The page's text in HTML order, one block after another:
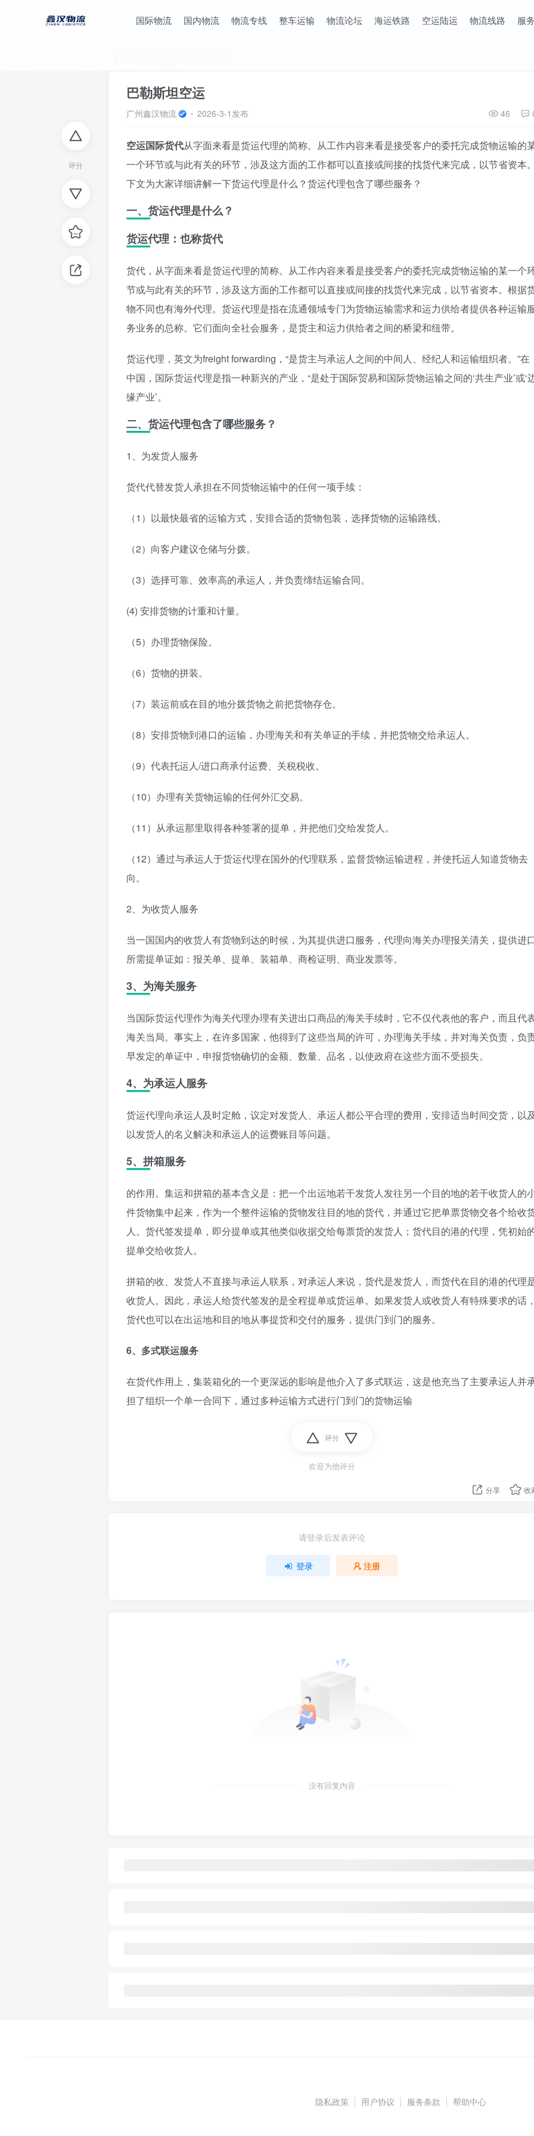
国际物流 国内物流 物流专线 整车运输 物流论坛 海运铁路 空运陆运 物流线路 服
评分
巴勒斯坦空运
广州鑫汉物流 2026-3-1发布 46
空运国际货代从字面来看是货运代理的简称。从工作内容来看是接受客户的委托完成货物运输的
一个环节或与此有关的环节，涉及这方面的工作都可以直接或间接的找货代来完成，以节省资本
下文为大家详细讲解一下货运代理是什么？货运代理包含了哪些服务？
一、货运代理是什么？
货运代理：也称货代
货代，从字面来看是货运代理的简称。从工作内容来看是接受客户的委托完成货物运输的某一个
节或与此有关的环节，涉及这方面的工作都可以直接或间接的找货代来完成，以节省资本。根据
物不同也有海外代理。货运代理是指在流通领域专门为货物运输需求和运力供给者提供各种运输
务业务的总称。它们面向全社会服务，是货主和运力供给者之间的桥梁和纽带。
货运代理，英文为freight forwarding，“是货主与承运人之间的中间人、经纪人和运输组织者。”在
中国，国际货运代理是指一种新兴的产业，“是处于国际贸易和国际货物运输之间的‘共生产业’或‘
缘产业’。
二、货运代理包含了哪些服务？
1、为发货人服务
货代代替发货人承担在不同货物运输中的任何一项手续：
（1）以最快最省的运输方式，安排合适的货物包装，选择货物的运输路线。
（2）向客户建议仓储与分拨。
（3）选择可靠、效率高的承运人，并负责缔结运输合同。
(4) 安排货物的计重和计量。
（5）办理货物保险。
（6）货物的拼装。
（7）装运前或在目的地分拨货物之前把货物存仓。
（8）安排货物到港口的运输，办理海关和有关单证的手续，并把货物交给承运人。
（9）代表托运人/进口商承付运费、关税税收。
（10）办理有关货物运输的任何外汇交易。
（11）从承运那里取得各种签署的提单，并把他们交给发货人。
（12）通过与承运人于货运代理在国外的代理联系，监督货物运输进程，并使托运人知道货物去
向。
2、为收货人服务
当一国国内的收货人有货物到达的时候，为其提供进口服务，代理向海关办理报关清关，提供进
所需提单证如：报关单、提单、装箱单、商检证明、商业发票等。
3、为海关服务
当国际货运代理作为海关代理办理有关进出口商品的海关手续时，它不仅代表他的客户，而且代
海关当局。事实上，在许多国家，他得到了这些当局的许可，办理海关手续，并对海关负责，负
早发定的单证中，申报货物确切的金额、数量、品名，以使政府在这些方面不受损失。
4、为承运人服务
货运代理向承运人及时定舱，议定对发货人、承运人都公平合理的费用，安排适当时间交货，以
以发货人的名义解决和承运人的运费账目等问题。
5、拼箱服务
的作用。集运和拼箱的基本含义是：把一个出运地若干发货人发往另一个目的地的若干收货人的
件货物集中起来，作为一个整件运输的货物发往目的地的货代，并通过它把单票货物交各个给收
人。货代签发提单，即分提单或其他类似收据交给每票货的发货人；货代目的港的代理，凭初始
提单交给收货人。
拼箱的收、发货人不直接与承运人联系，对承运人来说，货代是发货人，而货代在目的港的代理
收货人。因此，承运人给货代签发的是全程提单或货运单。如果发货人或收货人有特殊要求的话
货代也可以在出运地和目的地从事提货和交付的服务，提供门到门的服务。
6、多式联运服务
在货代作用上，集装箱化的一个更深远的影响是他介入了多式联运，这是他充当了主要承运人并
担了组织一个单一合同下，通过多种运输方式进行门到门的货物运输
评分
欢迎为他评分
分享 收
请登录后发表评论
登录 注册
没有回复内容
隐私政策 用户协议 服务条款 帮助中心